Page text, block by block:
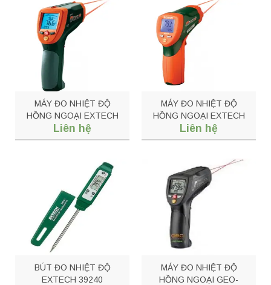
MÁY ĐO NHIỆT ĐỘ
HỒNG NGOẠI EXTECH
42570
Liên hệ
MÁY ĐO NHIỆT ĐỘ
HỒNG NGOẠI EXTECH
42511
Liên hệ
BÚT ĐO NHIỆT ĐỘ
EXTECH 39240
MÁY ĐO NHIỆT ĐỘ
HỒNG NGOẠI GEO-